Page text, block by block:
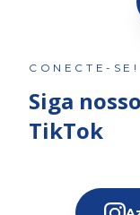
CONECTE-SE!
Siga
TikTok